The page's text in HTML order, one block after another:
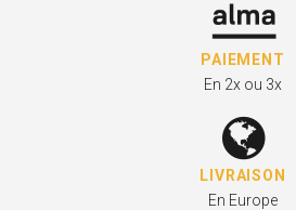
PAIEMENT
En 2x ou 3x
LIVRAISON
En Europe